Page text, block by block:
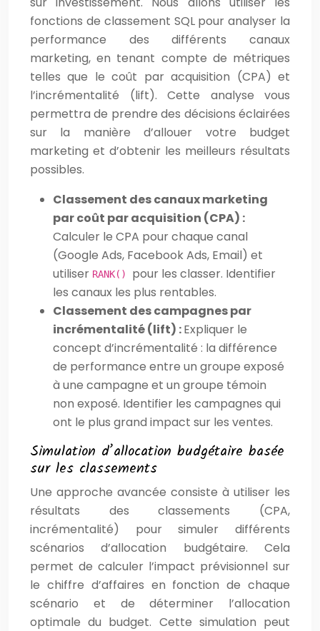
fonctions de classement SQL pour analyser la
performance des différents canaux
marketing, en tenant compte de métriques
telles que le coût par acquisition (CPA) et
l’incrémentalité (lift). Cette analyse vous
permettra de prendre des décisions éclairées
sur la manière d’allouer votre budget
marketing et d’obtenir les meilleurs résultats
possibles.
Classement des canaux marketing
par coût par acquisition (CPA) :
Calculer le CPA pour chaque canal
(Google Ads, Facebook Ads, Email) et
utiliser RANK() pour les classer. Identifier
les canaux les plus rentables.
Classement des campagnes par
incrémentalité (lift) :Expliquer le
concept d’incrémentalité : la différence
de performance entre un groupe exposé
à une campagne et un groupe témoin
non exposé. Identifier les campagnes qui
ont le plus grand impact sur les ventes.
Simulation d’allocation budgétaire basée
sur les classements
Une approche avancée consiste à utiliser les
résultats des classements (CPA,
incrémentalité) pour simuler différents
scénarios d’allocation budgétaire. Cela
permet de calculer l’impact prévisionnel sur
le chiffre d’affaires en fonction de chaque
scénario et de déterminer l’allocation
optimale du budget. Cette simulation peut